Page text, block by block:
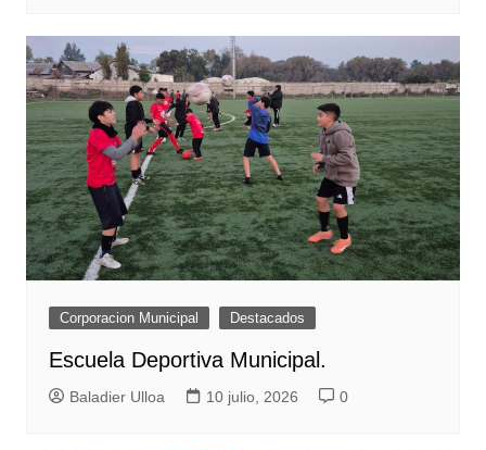
Corporacion Municipal Destacados
Escuela Deportiva Municipal.
Baladier Ulloa 10 julio, 2026 0